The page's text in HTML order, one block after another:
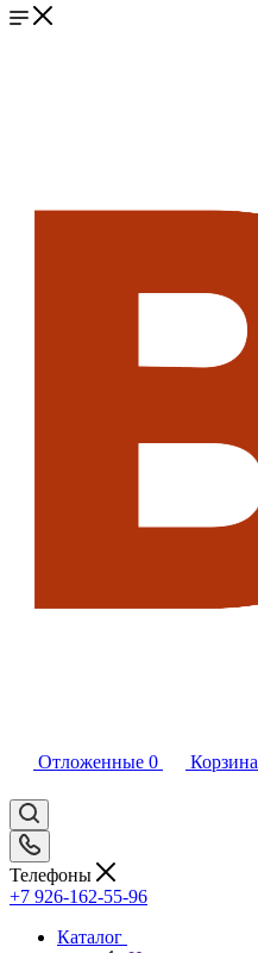
Отложенные 0 Корзина
Телефоны
+7 926-162-55-96
Каталог